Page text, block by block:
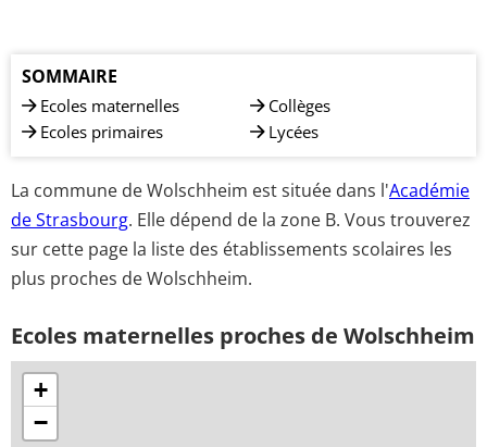
SOMMAIRE
Ecoles maternelles
Ecoles primaires
Collèges
Lycées
La commune de Wolschheim est située dans l'Académie
de Strasbourg. Elle dépend de la zone B. Vous trouverez
sur cette page la liste des établissements scolaires les
plus proches de Wolschheim.
Ecoles maternelles proches de Wolschheim
+
−